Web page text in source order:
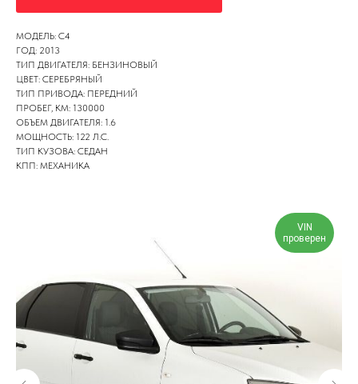
МОДЕЛЬ: C4
ГОД: 2013
ТИП ДВИГАТЕЛЯ: БЕНЗИНОВЫЙ
ЦВЕТ: СЕРЕБРЯНЫЙ
ТИП ПРИВОДА: ПЕРЕДНИЙ
ПРОБЕГ, КМ: 130000
ОБЪЕМ ДВИГАТЕЛЯ: 1.6
МОЩНОСТЬ: 122 Л.С.
ТИП КУЗОВА: СЕДАН
КПП: МЕХАНИКА
VIN
проверен